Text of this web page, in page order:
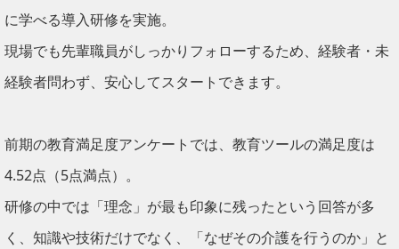
に学べる導入研修を実施。
現場でも先輩職員がしっかりフォローするため、経験者・未
経験者問わず、安心してスタートできます。
前期の教育満足度アンケートでは、教育ツールの満足度は
4.52点（5点満点）。
研修の中では「理念」が最も印象に残ったという回答が多
く、知識や技術だけでなく、「なぜその介護を行うのか」と